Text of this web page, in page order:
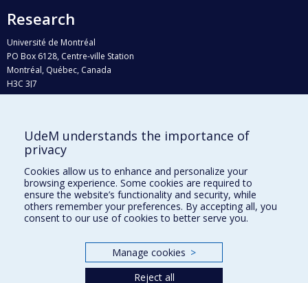
Research
Université de Montréal
PO Box 6128, Centre-ville Station
Montréal, Québec, Canada
H3C 3J7
Who does what?
Find us
Site map
Accessibility
UdeM understands the importance of
privacy
Cookies allow us to enhance and personalize your
browsing experience. Some cookies are required to
ensure the website’s functionality and security, while
others remember your preferences. By accepting all, you
consent to our use of cookies to better serve you.
Manage cookies >
Reject all